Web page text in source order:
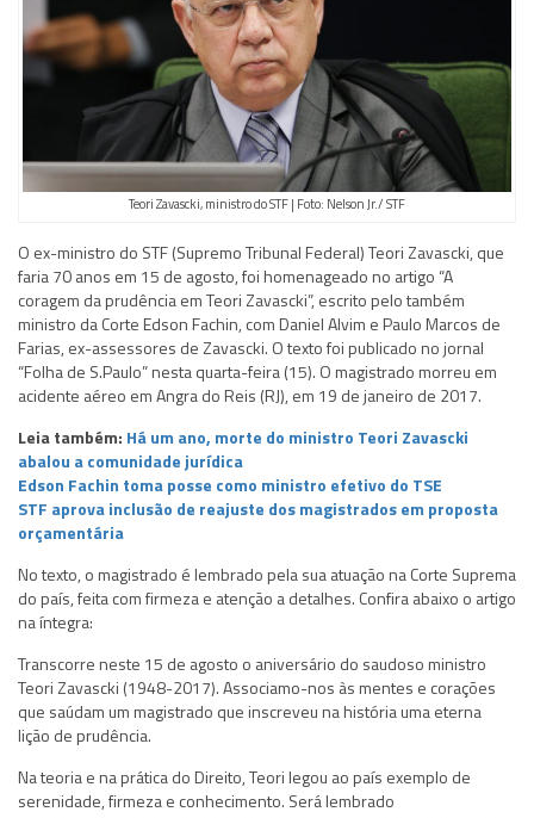
Teori Zavascki, ministro do STF | Foto: Nelson Jr./ STF
O ex-ministro do STF (Supremo Tribunal Federal) Teori Zavascki, que
faria 70 anos em 15 de agosto, foi homenageado no artigo “A
coragem da prudência em Teori Zavascki”, escrito pelo também
ministro da Corte Edson Fachin, com Daniel Alvim e Paulo Marcos de
Farias, ex-assessores de Zavascki. O texto foi publicado no jornal
“Folha de S.Paulo” nesta quarta-feira (15). O magistrado morreu em
acidente aéreo em Angra do Reis (RJ), em 19 de janeiro de 2017.
Leia também: Há um ano, morte do ministro Teori Zavascki
abalou a comunidade jurídica
Edson Fachin toma posse como ministro efetivo do TSE
STF aprova inclusão de reajuste dos magistrados em proposta
orçamentária
No texto, o magistrado é lembrado pela sua atuação na Corte Suprema
do país, feita com firmeza e atenção a detalhes. Confira abaixo o artigo
na íntegra:
Transcorre neste 15 de agosto o aniversário do saudoso ministro
Teori Zavascki (1948-2017). Associamo-nos às mentes e corações
que saúdam um magistrado que inscreveu na história uma eterna
lição de prudência.
Na teoria e na prática do Direito, Teori legou ao país exemplo de
serenidade, firmeza e conhecimento. Será lembrado